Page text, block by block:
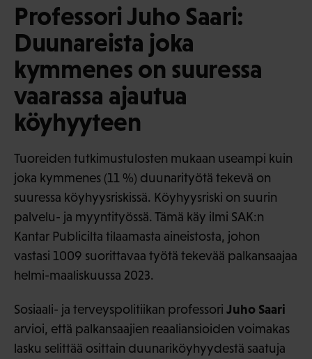
Professori Juho Saari:
Duunareista joka
kymmenes on suuressa
vaarassa ajautua
köyhyyteen
Tuoreiden tutkimustulosten mukaan useampi kuin
joka kymmenes (11 %) duunarityötä tekevä on
suuressa köyhyysriskissä. Köyhyysriski on suurin
palvelu- ja myyntityössä. Tämä käy ilmi SAK:n
Kantar Publicilta tilaamasta aineistosta, johon
vastasi 1009 suorittavaa työtä tekevää palkansaajaa
helmi-maaliskuussa 2023.
Sosiaali- ja terveyspolitiikan professori Juho Saari
arvioi, että palkansaajien reaaliansioiden voimakas
lasku selittää osittain duunariköyhyydestä saatuja